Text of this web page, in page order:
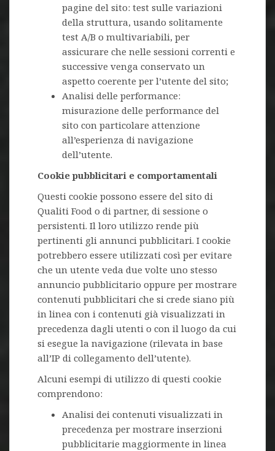
pagine del sito: test sulle variazioni
della struttura, usando solitamente
test A/B o multivariabili, per
assicurare che nelle sessioni correnti e
successive venga conservato un
aspetto coerente per l’utente del sito;
Analisi delle performance:
misurazione delle performance del
sito con particolare attenzione
all’esperienza di navigazione
dell’utente.
Cookie pubblicitari e comportamentali
Questi cookie possono essere del sito di
Qualiti Food o di partner, di sessione o
persistenti. Il loro utilizzo rende più
pertinenti gli annunci pubblicitari. I cookie
potrebbero essere utilizzati così per evitare
che un utente veda due volte uno stesso
annuncio pubblicitario oppure per mostrare
contenuti pubblicitari che si crede siano più
in linea con i contenuti già visualizzati in
precedenza dagli utenti o con il luogo da cui
si esegue la navigazione (rilevata in base
all’IP di collegamento dell’utente).
Alcuni esempi di utilizzo di questi cookie
comprendono:
Analisi dei contenuti visualizzati in
precedenza per mostrare inserzioni
pubblicitarie maggiormente in linea